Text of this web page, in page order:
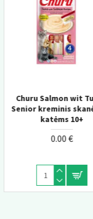
KONG Wild
tvirtas pliušinis
šunims su virvės
0.00 €